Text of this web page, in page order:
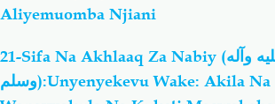
Aliyemuomba Njiani
21-Sifa Na Akhlaaq Za Nabiy (صلى الله عليه وآله
وسلم):Unyenyekevu Wake: Akila Na Kuketi Kama